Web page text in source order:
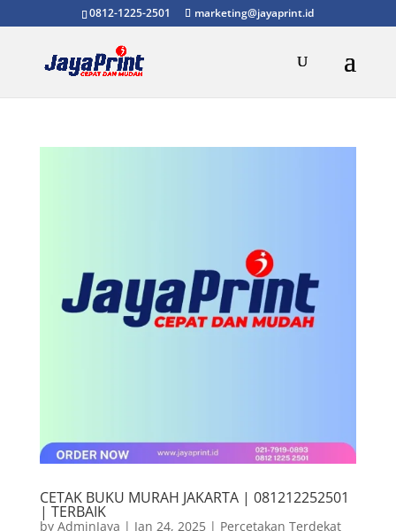
0812-1225-2501 marketing@jayaprint.id
CETAK BUKU MURAH JAKARTA | 081212252501
| TERBAIK
by AdminJaya | Jan 24, 2025| Percetakan Terdekat